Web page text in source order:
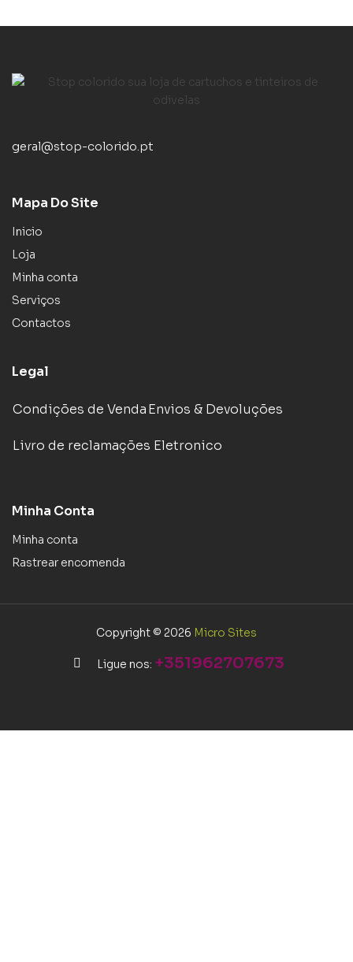
geral@stop-colorido.pt
Mapa Do Site
Inicio
Loja
Minha conta
Serviços
Contactos
Legal
Condições de VendaEnvios & Devoluções
Livro de reclamações Eletronico
Minha Conta
Minha conta
Rastrear encomenda
Copyright © 2026 Micro Sites
Ligue nos: +351962707673